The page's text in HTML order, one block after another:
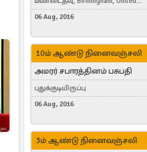
Kingdom
06 Aug, 2016
10ம் ஆண்டு நினைவஞ்சலி
அமரர் சபாரத்தினம் பசுபதி
புதுக்குடியிருப்பு
06 Aug, 2016
3ம் ஆண்டு நினைவஞ்சலி